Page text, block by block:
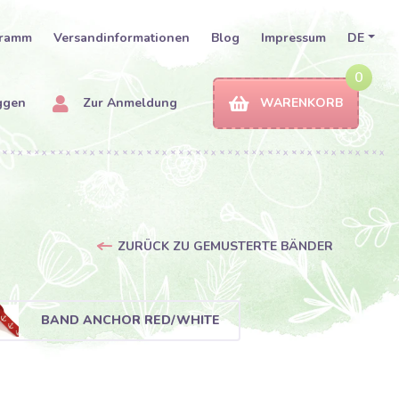
Versandinformationen Blog Impressum DE
Zur Anmeldung
0
WARENKORB
ZURÜCK ZU GEMUSTERTE BÄNDER
BAND ANCHOR RED/WHITE